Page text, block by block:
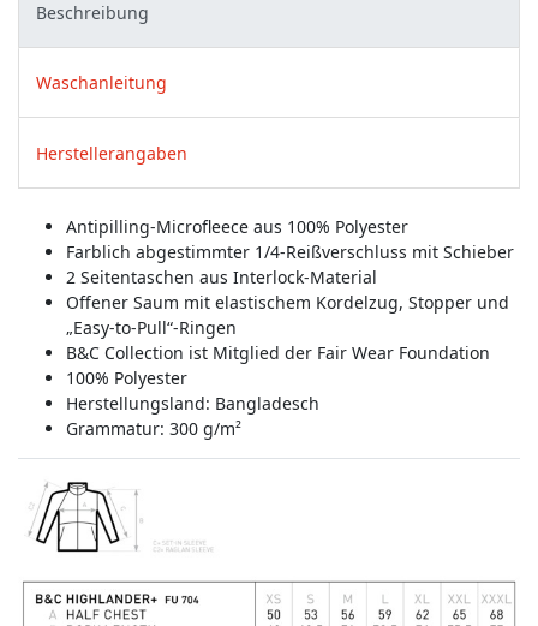
Beschreibung
Waschanleitung
Herstellerangaben
Antipilling-Microfleece aus 100% Polyester
Farblich abgestimmter 1/4-Reißverschluss mit Schieber
2 Seitentaschen aus Interlock-Material
Offener Saum mit elastischem Kordelzug, Stopper und
„Easy-to-Pull“-Ringen
B&C Collection ist Mitglied der Fair Wear Foundation
100% Polyester
Herstellungsland: Bangladesch
Grammatur: 300 g/m²